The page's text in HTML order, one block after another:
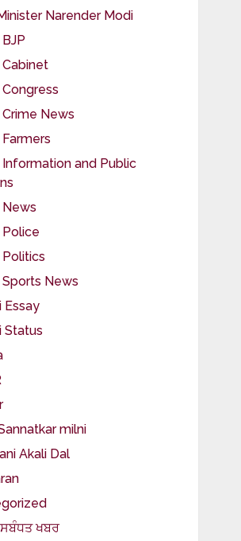
Narender Modi
Cabinet
Congress
Crime News
Information and Public
News
Police
Politics
Sports News
Essay
Status
milni
Akali Dal
ਖਬਰ